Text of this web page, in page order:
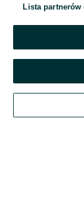
Kontynuując za
Lista partnerów